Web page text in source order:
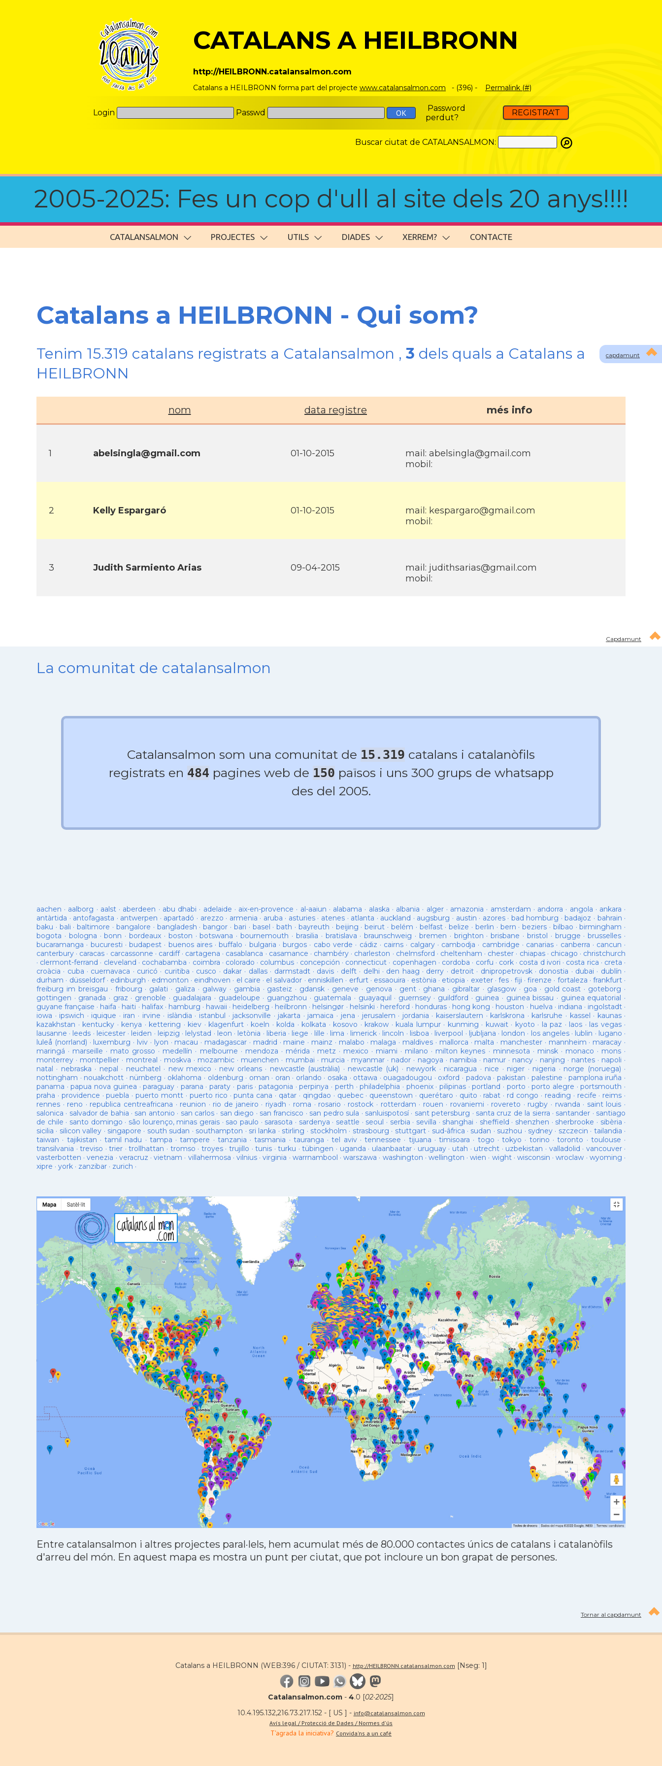
CATALANS A HEILBRONN
http://HEILBRONN.catalansalmon.com
Catalans a HEILBRONN forma part del projecte www.catalansalmon.com - (396) - Permalink (#)
Login Passwd
Password
perdut?
REGISTRA'T
Buscar ciutat de CATALANSALMON:
2005-2025: Fes un cop d'ull al site dels 20 anys!!!!
CATALANSALMON PROJECTES UTILS DIADES XERREM? CONTACTE
capdamunt
Catalans a HEILBRONN - Qui som?
Tenim 15.319 catalans registrats a Catalansalmon , 3 dels quals a Catalans a
HEILBRONN
nom data registre més info
1 abelsingla@gmail.com 01-10-2015
mail: abelsingla@gmail.com
mobil:
2 Kelly Espargaró 01-10-2015
mail: kespargaro@gmail.com
mobil:
3 Judith Sarmiento Arias 09-04-2015
mail: judithsarias@gmail.com
mobil:
Capdamunt
La comunitat de catalansalmon
Catalansalmon som una comunitat de 15.319 catalans i catalanòfils
registrats en 484 pagines web de 150 països i uns 300 grups de whatsapp
des del 2005.
aachen · aalborg · aalst· aberdeen · abu dhabi · adelaide · aix-en-provence · al-aaiun · alabama · alaska · albania · alger· amazonia · amsterdam · andorra · angola · ankara ·
antàrtida · antofagasta · antwerpen · apartadó · arezzo · armenia · aruba · asturies· atenes · atlanta · auckland · augsburg · austin · azores· bad homburg ·badajoz · bahrain ·
baku · bali ·baltimore · bangalore · bangladesh ·bangor · bari · basel ·bath · bayreuth · beijing ·beirut · belém · belfast·belize · berlin · bern ·beziers · bilbao ·birmingham ·
bogota · bologna ·bonn ·bordeaux · boston ·botswana ·bournemouth · brasilia · bratislava ·braunschweig · bremen · brighton ·brisbane · bristol · brugge ·brusselles ·
bucaramanga · bucuresti · budapest · buenos aires·buffalo · bulgaria ·burgos · cabo verde · cádiz · cairns · calgary· cambodja · cambridge · canarias · canberra · cancun ·
canterbury · caracas · carcassonne · cardiff· cartagena · casablanca · casamance · chambéry · charleston · chelmsford · cheltenham · chester · chiapas· chicago · christchurch
· clermont-ferrand · cleveland · cochabamba · coimbra · colorado · columbus · concepción · connecticut · copenhagen · cordoba · corfu · cork · costa d ivori · costa rica · creta ·
croàcia · cuba · cuernavaca · curicó · curitiba · cusco · dakar · dallas· darmstadt· davis · delft· delhi · den haag · derry · detroit· dnipropetrovsk· donostia · dubai · dublín ·
durham · düsseldorf· edinburgh · edmonton · eindhoven · el caire · el salvador · enniskillen · erfurt· essaouira · estònia · etiopia · exeter· fes · fiji · firenze · fortaleza · frankfurt ·
freiburg im breisgau · fribourg · galati · galiza · galway· gambia · gasteiz · gdansk · geneve · genova · gent· ghana · gibraltar · glasgow· goa · gold coast · goteborg ·
gottingen · granada · graz · grenoble · guadalajara · guadeloupe · guangzhou · guatemala · guayaquil · guernsey· guildford · guinea · guinea bissau · guinea equatorial ·
guyane française · haifa · haiti · halifax· hamburg · hawaii · heidelberg · heilbronn · helsingør · helsinki · hereford · honduras· hong kong · houston · huelva · indiana · ingolstadt·
iowa · ipswich · iquique · iran · irvine · islàndia · istanbul · jacksonville · jakarta · jamaica · jena · jerusalem · jordania · kaiserslautern · karlskrona · karlsruhe · kassel · kaunas·
kazakhstan · kentucky · kenya · kettering · kiev · klagenfurt · koeln · kolda · kolkata · kosovo · krakow · kuala lumpur· kunming · kuwait· kyoto · la paz · laos · las vegas·
lausanne · leeds · leicester· leiden · leipzig · lelystad · leon · letònia · liberia · liege · lille · lima · limerick· lincoln · lisboa · liverpool · ljubljana · london · los angeles· lublin · lugano ·
luleå (norrland) · luxemburg · lviv · lyon · macau · madagascar · madrid · maine · mainz · malabo · malaga · maldives · mallorca · malta · manchester · mannheim · maracay ·
maringá · marseille · mato grosso · medellín · melbourne · mendoza · mérida · metz · mexico · miami · milano · milton keynes · minnesota · minsk· monaco · mons ·
monterrey · montpellier · montreal · moskva · mozambic · muenchen · mumbai · murcia · myanmar · nador · nagoya · namibia · namur · nancy · nanjing · nantes· napoli ·
natal · nebraska · nepal · neuchatel · new mexico · new orleans· newcastle (austràlia) · newcastle (uk) · newyork · nicaragua · nice · niger · nigeria · norge (noruega) ·
nottingham · nouakchott · nürnberg · oklahoma · oldenburg · oman · oran · orlando · osaka · ottawa · ouagadougou · oxford · padova · pakistan · palestine · pamplona iruña ·
panama ·papua nova guinea ·paraguay · parana ·paraty · paris· patagonia ·perpinya · perth ·philadelphia · phoenix·pilipinas ·portland · porto ·porto alegre ·portsmouth ·
praha · providence ·puebla ·puerto montt · puerto rico ·punta cana · qatar · qingdao · quebec· queenstown · querétaro · quito · rabat · rd congo · reading · recife · reims ·
rennes · reno · republica centreafricana · reunion · rio de janeiro · riyadh · roma · rosario · rostock · rotterdam · rouen · rovaniemi · rovereto · rugby · rwanda · saint louis ·
salonica · salvador de bahia · san antonio · san carlos · san diego · san francisco · san pedro sula · sanluispotosí· sant petersburg · santa cruz de la sierra · santander · santiago
de chile · santo domingo · são lourenço, minas gerais· sao paulo · sarasota · sardenya · seattle · seoul · serbia · sevilla · shanghai · sheffield · shenzhen · sherbrooke · sibèria ·
sicilia · silicon valley · singapore · south sudan · southampton · sri lanka · stirling · stockholm · strasbourg · stuttgart· sud-âfrica · sudan · suzhou · sydney · szczecin · tailandia ·
taiwan · tajikistan ·tamil nadu · tampa ·tampere · tanzania ·tasmania · tauranga ·tel aviv·tennessee · tijuana ·timisoara · togo ·tokyo · torino ·toronto · toulouse ·
transilvania ·treviso ·trier ·trollhattan · tromso · troyes· trujillo ·tunis ·turku ·tübingen · uganda · ulaanbaatar· uruguay· utah · utrecht · uzbekistan · valladolid · vancouver·
vasterbotten ·venezia · veracruz ·vietnam · villahermosa · vilnius·virginia · warrnambool ·warszawa · washington · wellington ·wien · wight·wisconsin ·wroclaw · wyoming ·
xipre · york · zanzibar · zurich ·
Entre catalansalmon i altres projectes paral·lels, hem acumulat més de 80.000 contactes únics de catalans i catalanòfils
d'arreu del món. En aquest mapa es mostra un punt per ciutat, que pot incloure un bon grapat de persones.
Tornar al capdamunt
Catalans a HEILBRONN (WEB:396 / CIUTAT: 3131) - http://HEILBRONN.catalansalmon.com [Nseg: 1]
Catalansalmon.com - 4.0 [02·2025]
10.4.195.132,216.73.217.152 - [ US ] - info@catalansalmon.com
Avís legal / Protecció de Dades / Normes d'ús
T'agrada la iniciativa? Convida'ns a un café